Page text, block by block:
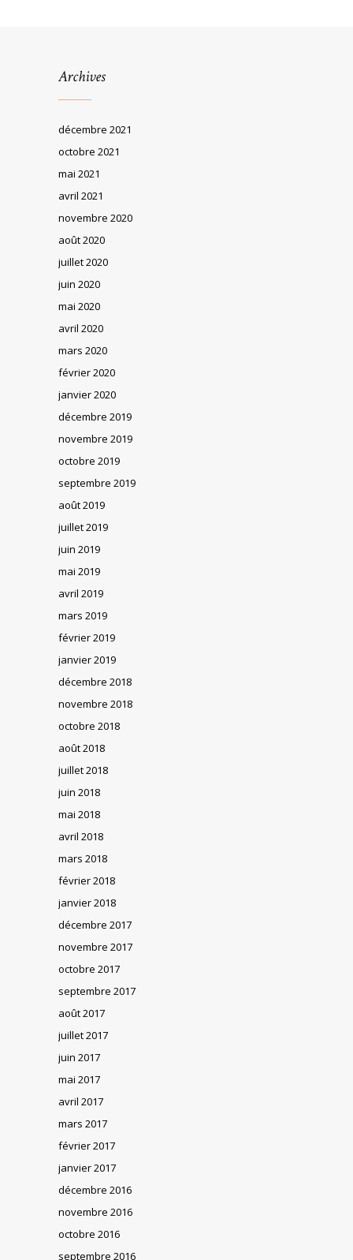
Archives
décembre 2021
octobre 2021
mai 2021
avril 2021
novembre 2020
août 2020
juillet 2020
juin 2020
mai 2020
avril 2020
mars 2020
février 2020
janvier 2020
décembre 2019
novembre 2019
octobre 2019
septembre 2019
août 2019
juillet 2019
juin 2019
mai 2019
avril 2019
mars 2019
février 2019
janvier 2019
décembre 2018
novembre 2018
octobre 2018
août 2018
juillet 2018
juin 2018
mai 2018
avril 2018
mars 2018
février 2018
janvier 2018
décembre 2017
novembre 2017
octobre 2017
septembre 2017
août 2017
juillet 2017
juin 2017
mai 2017
avril 2017
mars 2017
février 2017
janvier 2017
décembre 2016
novembre 2016
octobre 2016
septembre 2016